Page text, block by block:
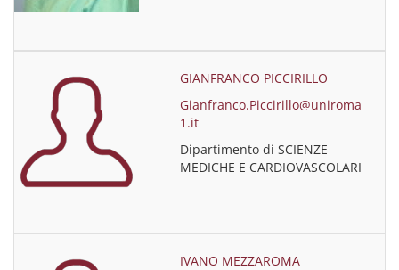
GIANFRANCO PICCIRILLO
Gianfranco.Piccirillo@uniroma
1.it
Dipartimento di SCIENZE
MEDICHE E CARDIOVASCOLARI
IVANO MEZZAROMA